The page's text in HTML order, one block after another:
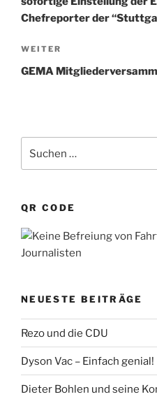
a
i
v
Chefreporter der
Nächster
Beitrag
WEITER
GEMA
nach:
QR CODE
NEUESTE BEITRÄGE
Rezo und die CDU
Dyson Vac – Einfach genial!
Dieter Bohlen und seine